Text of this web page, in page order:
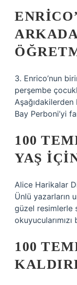
3. Enrico’nun
perşembe
Bay Perboni’yi
100
YAŞ
Alice Harikalar
Ünlü yazarların
güzel resimlerle
okuyucularımızı
100